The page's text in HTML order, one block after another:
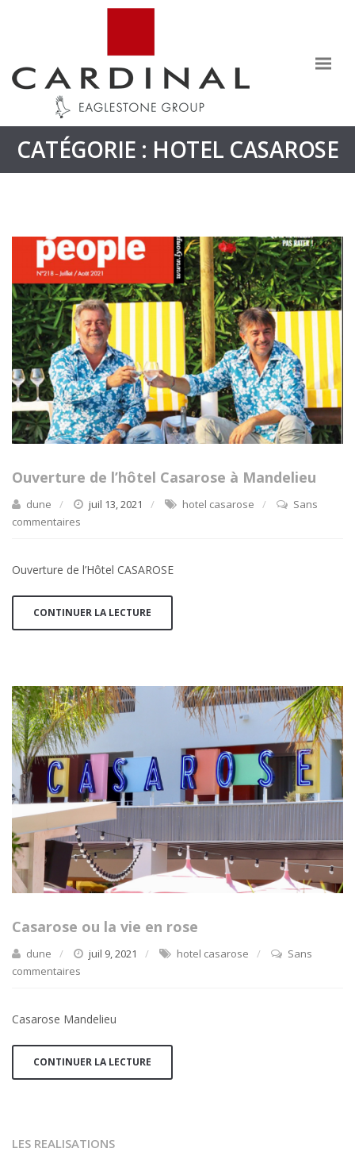
CATÉGORIE : HOTEL CASAROSE
Ouverture de l’hôtel Casarose à Mandelieu
dune juil 13, 2021 hotel casarose
Sans
commentaires
Ouverture de l’Hôtel CASAROSE
CONTINUER LA LECTURE
Casarose ou la vie en rose
dune juil 9, 2021 hotel casarose
Sans
commentaires
Casarose Mandelieu
CONTINUER LA LECTURE
LES REALISATIONS